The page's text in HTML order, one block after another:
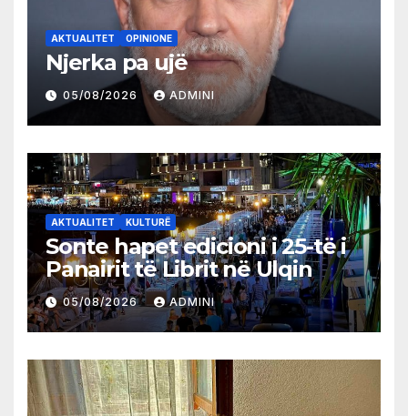
AKTUALITET OPINIONE
Njerka pa ujë
05/08/2026 ADMINI
AKTUALITET KULTURË
Sonte hapet edicioni i 25-të i
Panairit të Librit në Ulqin
05/08/2026 ADMINI